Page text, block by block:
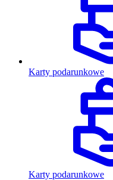
Karty podarunkowe
Karty podarunkowe